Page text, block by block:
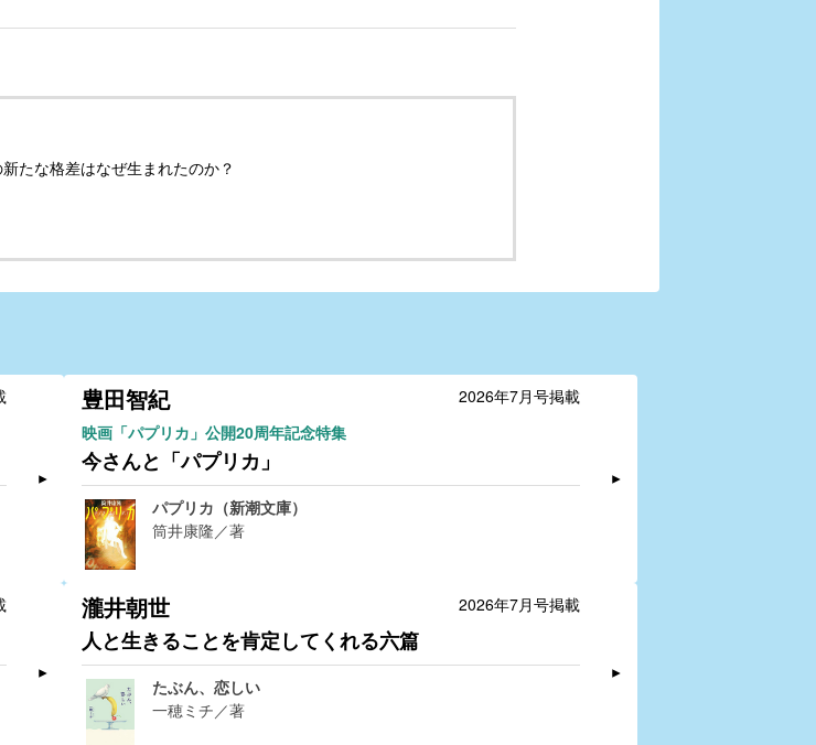
たな格差はなぜ生まれたのか？
2026年7月号掲載
豊田智紀
映画「パプリカ」公開20周年記念特集
今さんと「パプリカ」
パプリカ（新潮文庫）
筒井康隆／著
2026年7月号掲載
瀧井朝世
人と生きることを肯定してくれる六篇
たぶん、恋しい
一穂ミチ／著